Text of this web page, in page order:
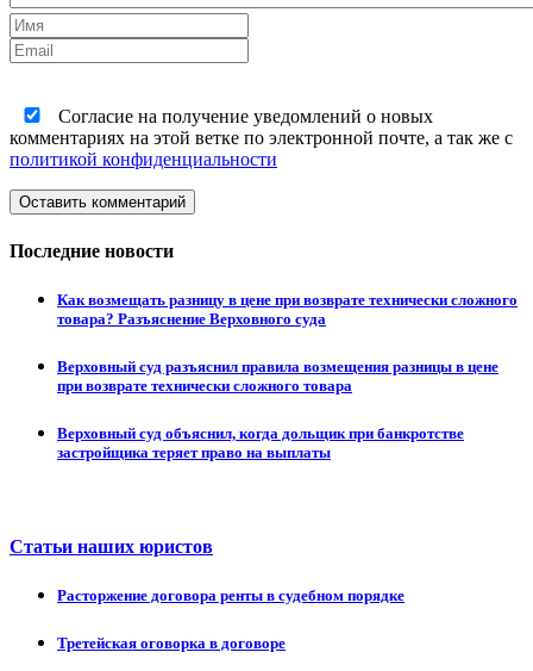
Согласие на получение уведомлений о новых
комментариях на этой ветке по электронной почте, а так же с
политикой конфиденциальности
Оставить комментарий
Последние новости
Как возмещать разницу в цене при возврате технически сложного
товара? Разъяснение Верховного суда
Верховный суд разъяснил правила возмещения разницы в цене
при возврате технически сложного товара
Верховный суд объяснил, когда дольщик при банкротстве
застройщика теряет право на выплаты
Статьи наших юристов
Расторжение договора ренты в судебном порядке
Третейская оговорка в договоре